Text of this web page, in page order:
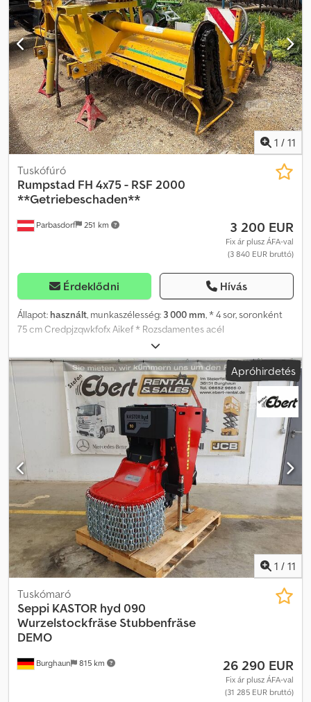
tökéletes talajmorzsolás az eltolt gereblyekiosztásnak
köszönhetően - hidraulikus állítás a talajkidobáshoz, a fémlemezes
tartályhoz - bütykös kuplung - hidraulikusan meghajtott, a talajra
nyomó henger Cedpezqwpusfx Aikjrf
1 / 11
Parbasdorf 251 km
Tuskófúró
Rumpstad FH 4x75 - RSF 2000
**Getriebeschaden**
3 200 EUR
Fix ár plusz ÁFA-val
(3 840 EUR bruttó)
Érdeklődni Hívás
Állapot: használt, munkaszélesség: 3 000 mm, * 4 sor, soronként
75 cm Credpjzqwkfofx Aikef * Rozsdamentes acél
véglemezek/talajemelők rendelkezésre állnak * Robusztus kivitel
burgonya- és répatenyésztéshez Állapot: A talajmarónak sebzett a
sebességváltója, ezért kifejezetten hibás állapotban,
barkácsolásra alkalmas eszközként vagy alkatrészforrásként kerül
értékesítésre.
Apróhirdetés
1 / 11
Burghaun 815 km
Tuskómaró
Seppi KASTOR hyd 090
Wurzelstockfräse Stubbenfräse
DEMO
26 290 EUR
Fix ár plusz ÁFA-val
(31 285 EUR bruttó)